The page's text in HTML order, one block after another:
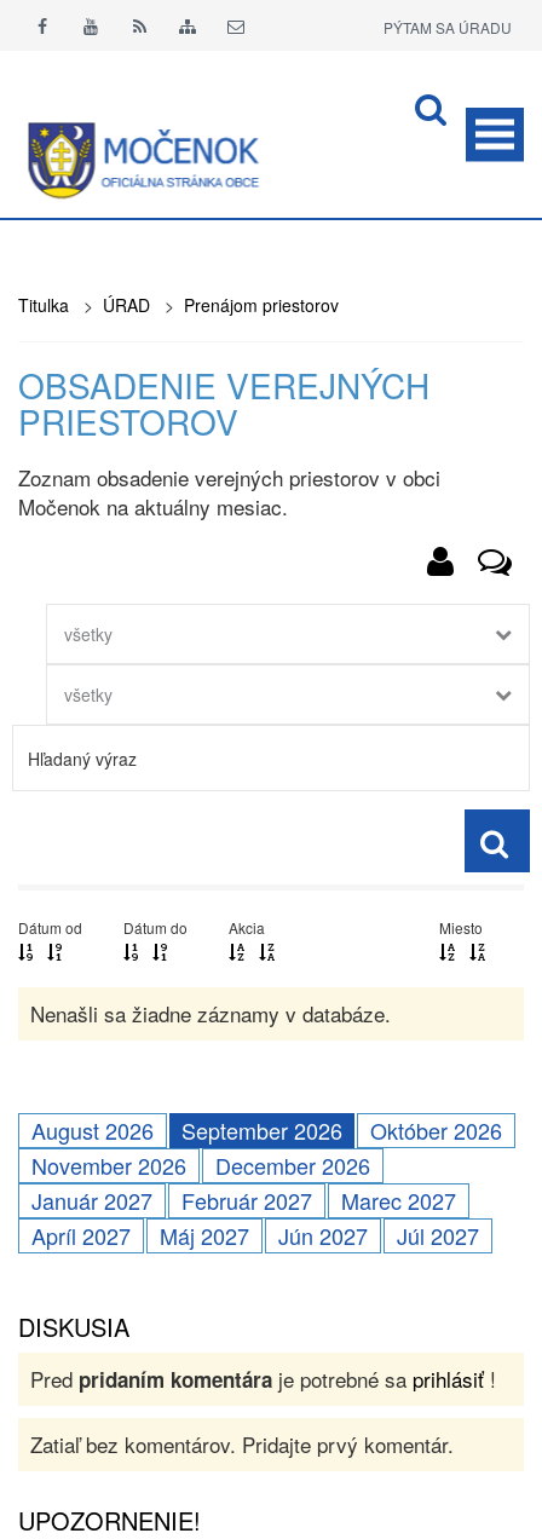
PÝTAM SA ÚRADU
Titulka > ÚRAD > Prenájom priestorov
OBSADENIE VEREJNÝCH
PRIESTOROV
Zoznam obsadenie verejných priestorov v obci
Močenok na aktuálny mesiac.
všetky
všetky
Dátum od Dátum do Akcia Miesto
Nenašli sa žiadne záznamy v databáze.
August 2026 September 2026
Október 2026
November 2026
December 2026
Január 2027
Február 2027
Marec 2027
Apríl 2027
Máj 2027 Jún 2027 Júl 2027
DISKUSIA
Pred pridaním komentára je potrebné sa prihlásiť!
Zatiaľ bez komentárov. Pridajte prvý komentár.
UPOZORNENIE!